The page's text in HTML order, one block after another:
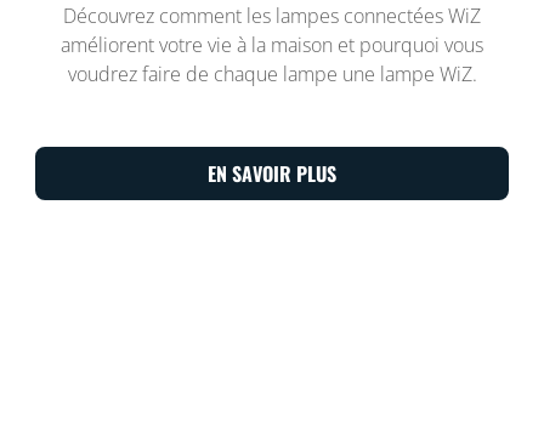
Découvrez comment les lampes connectées WiZ
améliorent votre vie à la maison et pourquoi vous
voudrez faire de chaque lampe une lampe WiZ.
EN SAVOIR PLUS